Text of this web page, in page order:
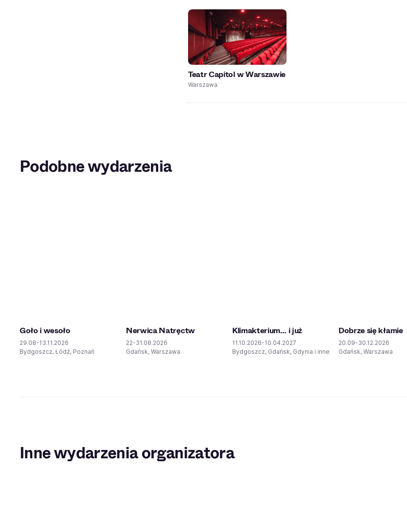
Teatr Capitol w Warszawie
Warszawa
Podobne wydarzenia
Goło i wesoło
29.08-13.11.2026
Bydgoszcz, Łódź, Poznań
Nerwica Natręctw
22-31.08.2026
Gdańsk, Warszawa
Klimakterium… i już
11.10.2026-10.04.2027
Bydgoszcz, Gdańsk, Gdynia i inne
Dobrze się kłamie
20.09-30.12.2026
Gdańsk, Warszawa
Inne wydarzenia organizatora